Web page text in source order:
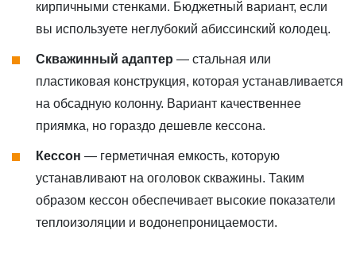
кирпичными стенками. Бюджетный вариант, если
вы используете неглубокий абиссинский колодец.
Скважинный адаптер — стальная или
пластиковая конструкция, которая устанавливается
на обсадную колонну. Вариант качественнее
приямка, но гораздо дешевле кессона.
Кессон — герметичная емкость, которую
устанавливают на оголовок скважины. Таким
образом кессон обеспечивает высокие показатели
теплоизоляции и водонепроницаемости.